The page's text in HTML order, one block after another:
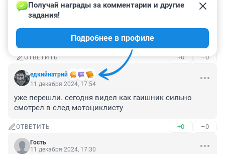
Гость
Уже!!! А кто руководит всем этим?
ОТВЕТИТЬ +0 –0
едкийнатрий
Получай награды за комментарии и другие
задания!
Подробнее в профиле
11 декабря 2024, 17:54
уже перешли. сегодня видел как гаишник сильно
смотрел в след мотоциклисту
ОТВЕТИТЬ +0 –0
Гость
11 декабря 2024, 17:30